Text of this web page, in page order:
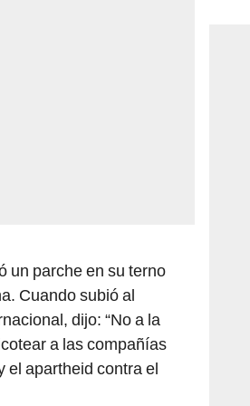
un parche en su terno
Cuando subió al
dijo: “No a la
a las compañías
el apartheid contra el